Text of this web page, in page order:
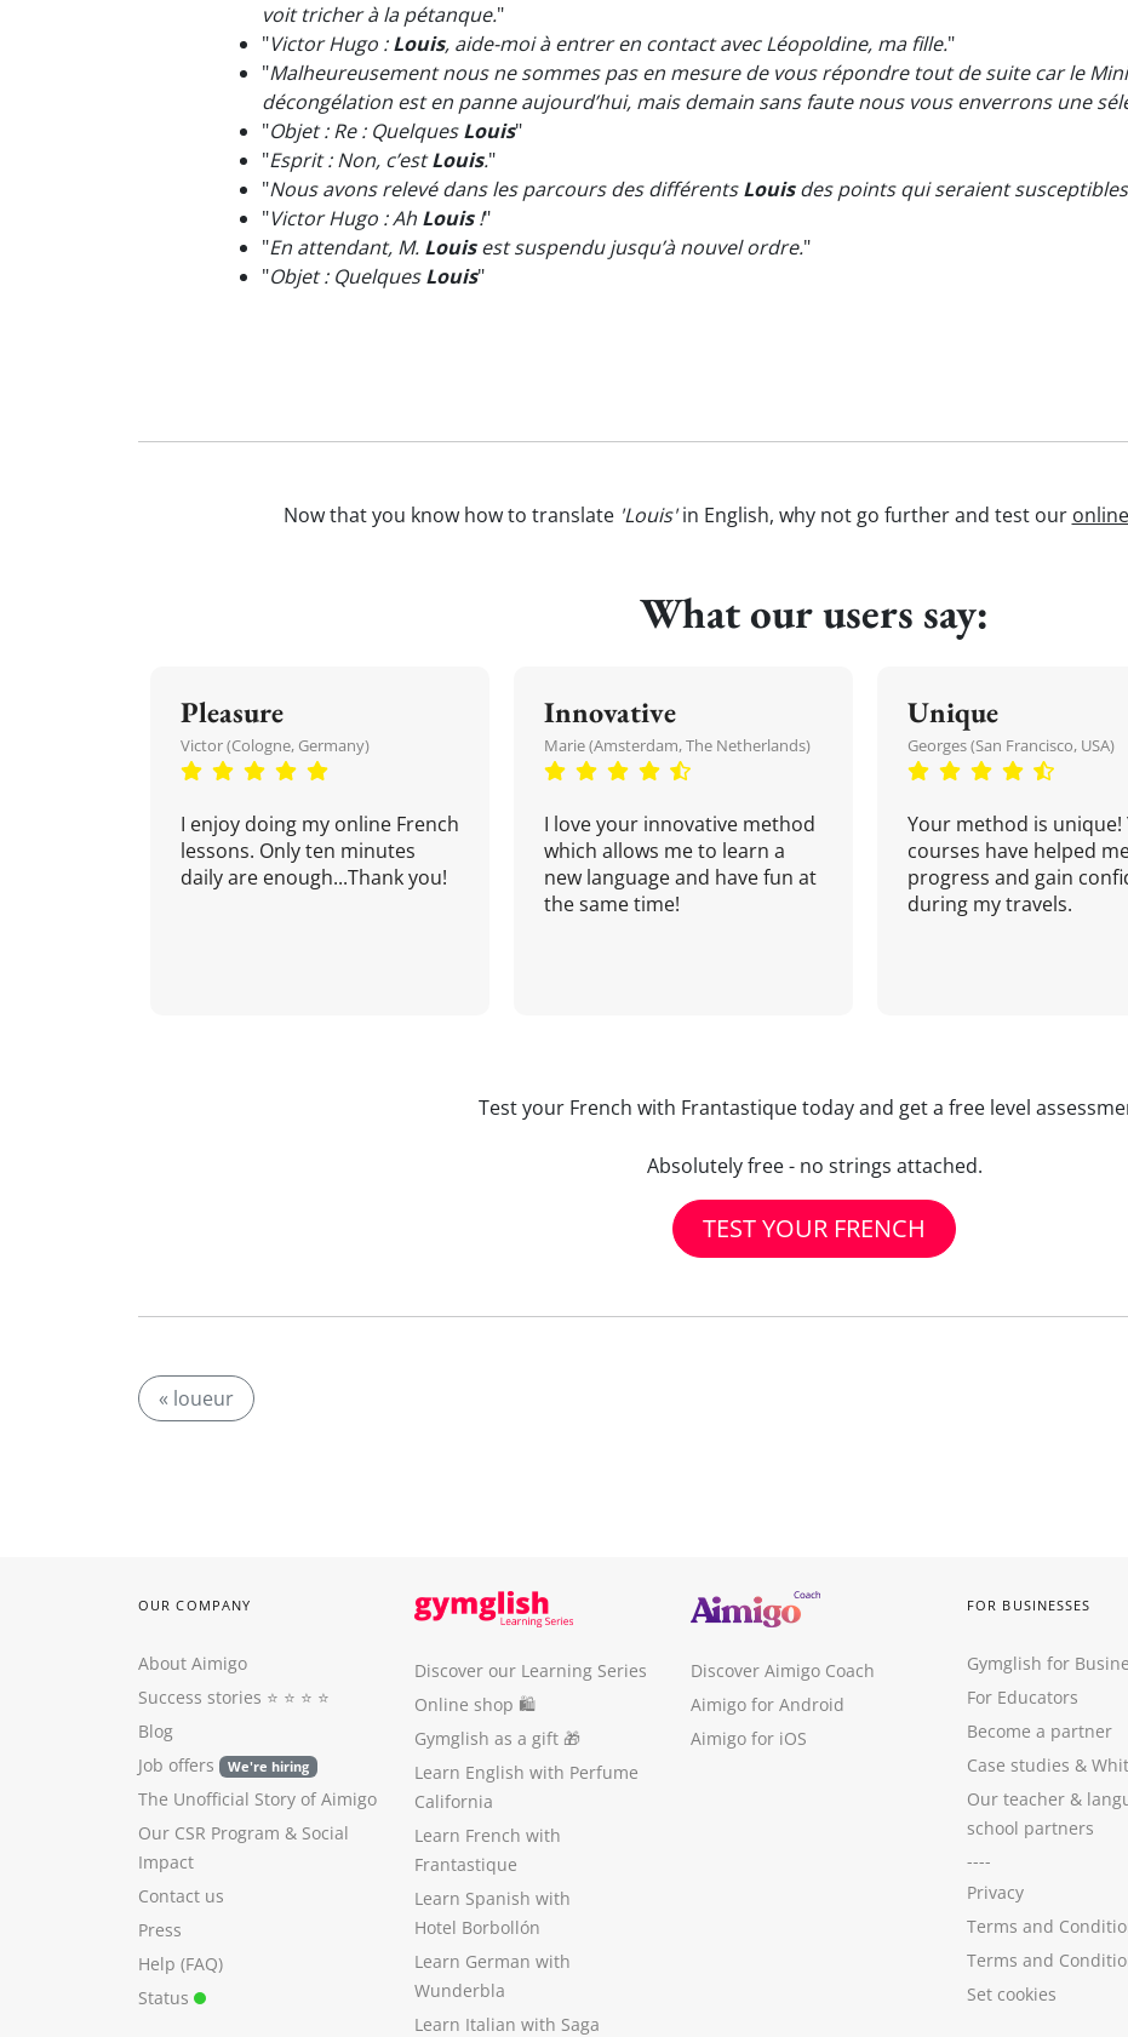
voit tricher à la pétanque."
"Victor Hugo :Louis, aide-moi à entrer en contact avec Léopoldine, ma fille."
"Malheureusement nous ne sommes pas en mesure de vous répondre tout de suite car le
décongélation est en panne aujourd’hui, mais demain sans faute nous vous enverrons une
"Objet : Re : QuelquesLouis"
"Esprit : Non, c’estLouis."
"Nous avons relevé dans les parcours des différentsLouisdes points qui seraient
"Victor Hugo : Ah Louis!"
"En attendant, M. Louisest suspendu jusqu’à nouvel ordre."
"Objet : QuelquesLouis"
Now that you know how to translate 'Louis'in English, why not go further and test our
What our users say:
Pleasure
Victor (Cologne, Germany)
I enjoy doing my online French
lessons. Only ten minutes
daily are enough...Thank you!
Innovative
Marie (Amsterdam, The Netherlands)
I love your innovative method
which allows me to learn a
new language and have fun at
the same time!
Unique
Georges (San Francisco, USA)
Your method is unique!
courses have helped
progress and gain
during my travels.
Test your French with Frantastique today and get a free level
Absolutely free - no strings attached.
TEST YOUR FRENCH
« loueur
OUR COMPANY
About Aimigo
Success stories ⭐️ ⭐️ ⭐️ ⭐️
Blog
Job offers
We're hiring
The Unofficial Story of Aimigo
Our CSR Program & Social
Impact
Contact us
Press
Help (FAQ)
Status
Discover our Learning Series
Online shop 🛍
Gymglish as a gift 🎁
Learn English with Perfume
California
Learn French with
Frantastique
Learn Spanish with
Hotel Borbollón
Learn German with
Wunderbla
Learn Italian with Saga
Discover Aimigo Coach
Aimigo for Android
Aimigo for iOS
FOR BUSINESSES
Gymglish for
For Educators
Become a partner
Case studies &
Our teacher &
school partners
----
Privacy
Terms and
Terms and
Set cookies